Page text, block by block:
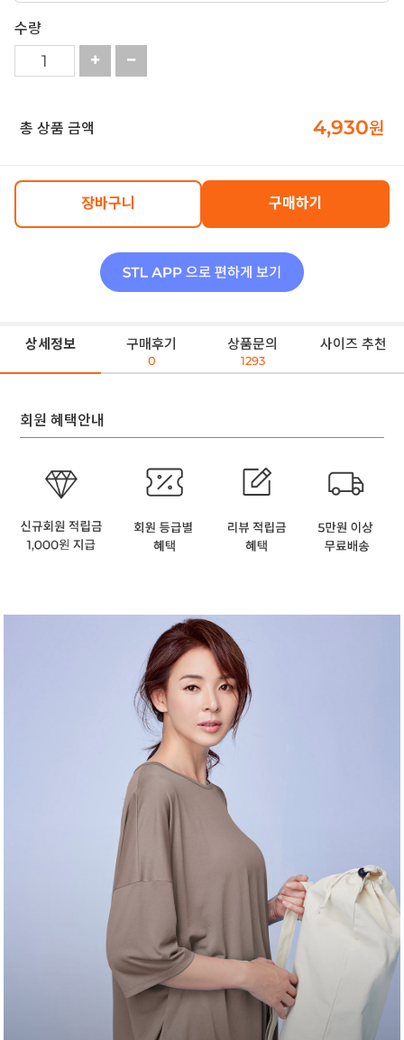
수량
총 상품 금액 4,930원
장바구니 구매하기
상세정보 구매후기
0
상품문의
1293
사이즈 추천
회원 혜택안내